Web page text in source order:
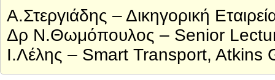
Α.Στεργιάδης – Δικηγορική
Δρ Ν.Θωμόπουλος – Senior
Ι.Λέλης – Smart Transport, Atkins